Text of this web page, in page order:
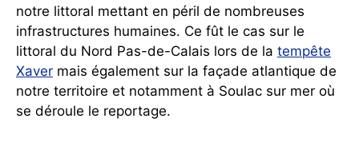
notre littoral mettant en péril de nombreuses
infrastructures humaines. Ce fût le cas sur le
littoral du Nord Pas-de-Calais lors de la tempête
Xaver mais également sur la façade atlantique de
notre territoire et notamment à Soulac sur mer où
se déroule le reportage.